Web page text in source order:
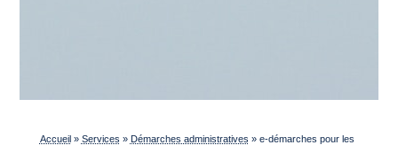
Accueil» Services » Démarches administratives » e-démarches pour les